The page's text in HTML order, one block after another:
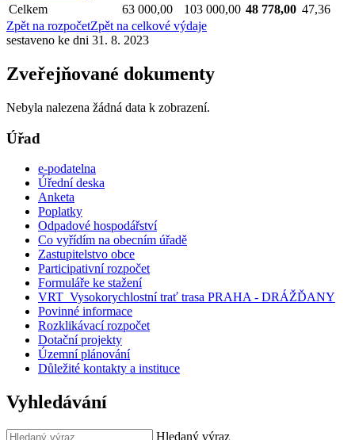
Celkem 63 000,00 103 000,00 48 778,00 47,36
Zpět na rozpočetZpět na celkové výdaje
sestaveno ke dni 31. 8. 2023
Zveřejňované dokumenty
Nebyla nalezena žádná data k zobrazení.
Úřad
e-podatelna
Úřední deska
Anketa
Poplatky
Odpadové hospodářství
Co vyřídím na obecním úřadě
Zastupitelstvo obce
Participativní rozpočet
Formuláře ke stažení
VRT_Vysokorychlostní trať trasa PRAHA - DRÁŽĎANY
Povinné informace
Rozklikávací rozpočet
Dotační projekty
Územní plánování
Důležité kontakty a instituce
Vyhledávání
Hledaný výraz